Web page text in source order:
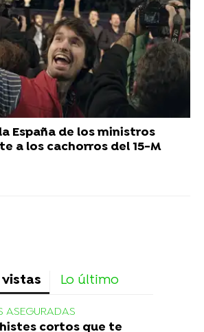
España de los ministros
a los cachorros del 15-M
vistas Lo último
ASEGURADAS
cortos que te